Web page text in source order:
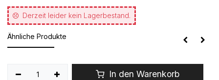
Derzeit leider kein Lagerbestand.
Ähnliche Produkte
In den Warenkorb